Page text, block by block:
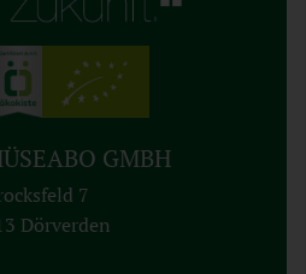
GMBH
7
Dörverden